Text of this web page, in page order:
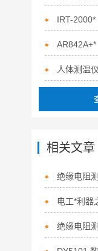
IRT-2000*
AR842A+*
人体测温仪
相关文章
电工*利器
绝缘电阻